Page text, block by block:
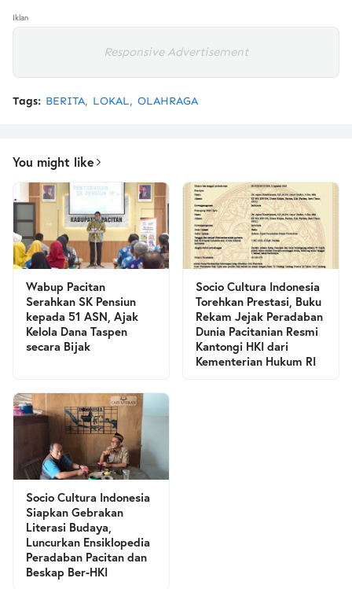
Iklan
Responsive Advertisement
Tags: BERITA LOKAL OLAHRAGA
You might like
Wabup Pacitan
Serahkan SK Pensiun
kepada 51 ASN, Ajak
Kelola Dana Taspen
secara Bijak
Socio Cultura Indonesia
Torehkan Prestasi, Buku
Rekam Jejak Peradaban
Dunia Pacitanian Resmi
Kantongi HKI dari
Kementerian Hukum RI
Socio Cultura Indonesia
Siapkan Gebrakan
Literasi Budaya,
Luncurkan Ensiklopedia
Peradaban Pacitan dan
Beskap Ber-HKI